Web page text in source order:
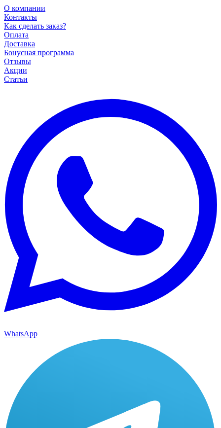
О компании
Контакты
Как сделать заказ?
Оплата
Доставка
Бонусная программа
Отзывы
Акции
Статьи
WhatsApp